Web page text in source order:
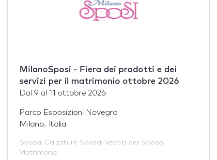
MilanoSposi - Fiera dei prodotti e dei
servizi per il matrimonio ottobre 2026
Dal 9 al 11 ottobre 2026
Parco Esposizioni Novegro
Milano, Italia
Sposa, Calzature Sposa, Vestiti per Sposo,
Matrimonio